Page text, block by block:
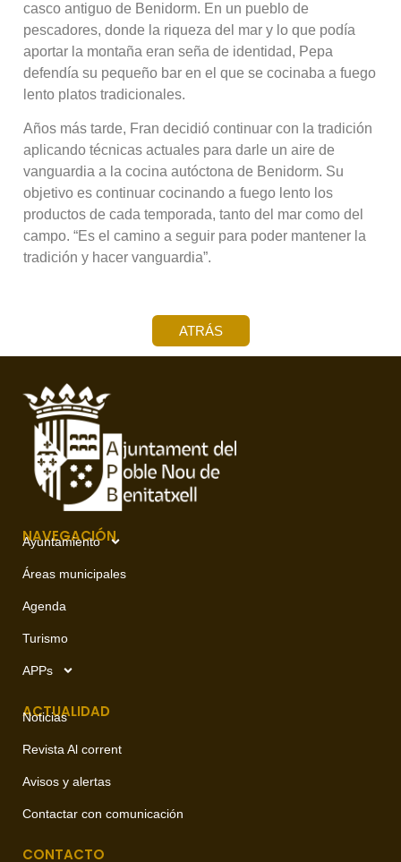
casco antiguo de Benidorm. En un pueblo de
pescadores, donde la riqueza del mar y lo que podía
aportar la montaña eran seña de identidad, Pepa
defendía su pequeño bar en el que se cocinaba a fuego
lento platos tradicionales.
Años más tarde, Fran decidió continuar con la tradición
aplicando técnicas actuales para darle un aire de
vanguardia a la cocina autóctona de Benidorm. Su
objetivo es continuar cocinando a fuego lento los
productos de cada temporada, tanto del mar como del
campo. “Es el camino a seguir para poder mantener la
tradición y hacer vanguardia”.
ATRÁS
NAVEGACIÓN
Ayuntamiento
Áreas municipales
Agenda
Turismo
APPs
ACTUALIDAD
Noticias
Revista Al corrent
Avisos y alertas
Contactar con comunicación
CONTACTO